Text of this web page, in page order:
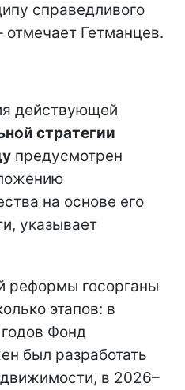
справедливого
отмечает Гетманцев.
действующей
стратегии
предусмотрен
на основе его
указывает
реформы госорганы
этапов: в
Фонд
был разработать
в 2026–